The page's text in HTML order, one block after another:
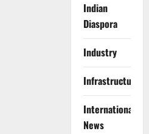
Indian
Diaspora
Industry
Infrastructure
International
News